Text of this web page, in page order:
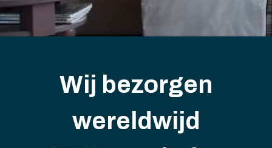
Wij bezorgen
wereldwijd